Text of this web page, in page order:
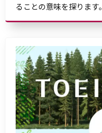
ることの意味を探ります。